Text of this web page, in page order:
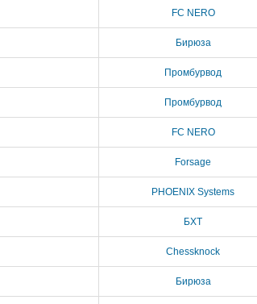
FC NERO
Бирюза
Промбурвод
Промбурвод
FC NERO
Forsage
PHOENIX Systems
БХТ
Chessknock
Бирюза